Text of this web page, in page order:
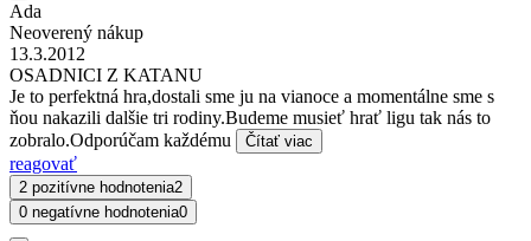
Ada
Neoverený nákup
13.3.2012
OSADNICI Z KATANU
Je to perfektná hra,dostali sme ju na vianoce a momentálne sme s
ňou nakazili dalšie tri rodiny.Budeme musieť hrať ligu tak nás to
zobralo.Odporúčam každému
Čítať viac
reagovať
2 pozitívne hodnotenia2
0 negatívne hodnotenia0